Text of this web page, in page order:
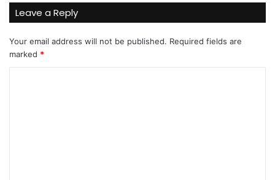
Leave a Reply
Your email address will not be published. Required fields are
marked *